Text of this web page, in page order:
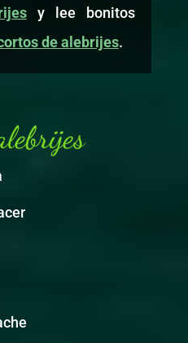
y lee bonitos
de alebrijes.